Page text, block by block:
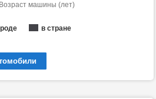
Возраст машины (лет)
в стране